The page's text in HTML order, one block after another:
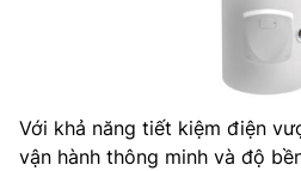
Với khả năng tiết kiệm điện
vận hành thông minh và độ